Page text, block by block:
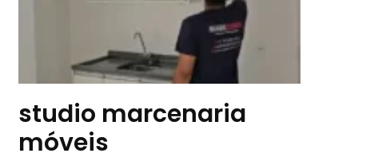
studio marcenaria
móveis